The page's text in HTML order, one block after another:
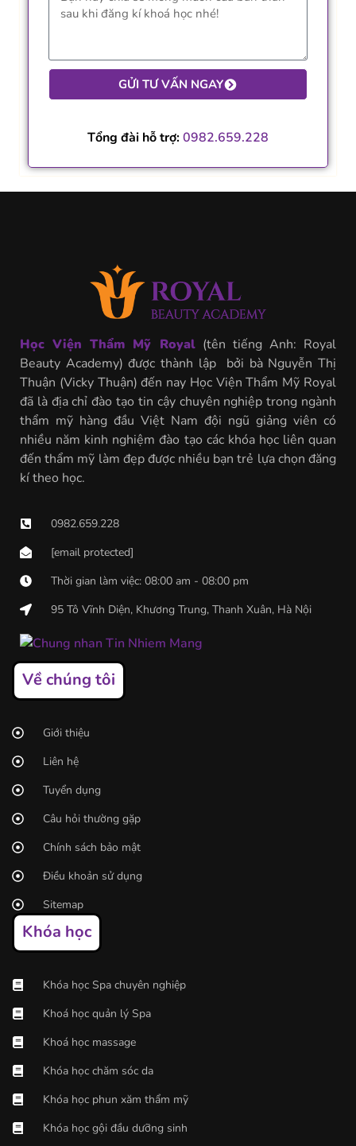
GỬI TƯ VẤN NGAY
Tổng đài hỗ trợ:0982.659.228
Học Viện Thẩm Mỹ Royal(tên tiếng Anh: Royal
Beauty Academy) được thành lập bởi bà Nguyễn Thị
Thuận (Vicky Thuận) đến nay Học Viện Thẩm Mỹ Royal
đã là địa chỉ đào tạo tin cậy chuyên nghiệp trong ngành
thẩm mỹ hàng đầu Việt Nam đội ngũ giảng viên có
nhiều năm kinh nghiệm đào tạo các khóa học liên quan
đến thẩm mỹ làm đẹp được nhiều bạn trẻ lựa chọn đăng
kí theo học.
0982.659.228
[email protected]
Thời gian làm việc: 08:00 am - 08:00 pm
95 Tô Vĩnh Diện, Khương Trung, Thanh Xuân, Hà Nội
Về chúng tôi
Giới thiệu
Liên hệ
Tuyển dụng
Câu hỏi thường gặp
Chính sách bảo mật
Điều khoản sử dụng
Sitemap
Khóa học
Khóa học Spa chuyên nghiệp
Khoá học quản lý Spa
Khoá học massage
Khóa học chăm sóc da
Khóa học phun xăm thẩm mỹ
Khóa học gội đầu dưỡng sinh